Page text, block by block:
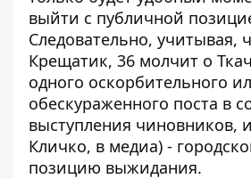
выйти с публичной
Следовательно, учитывая,
Крещатик, 36 молчит о
одного оскорбительного
обескураженного поста в
выступления чиновников,
Кличко, в медиа) -
позицию выжидания.